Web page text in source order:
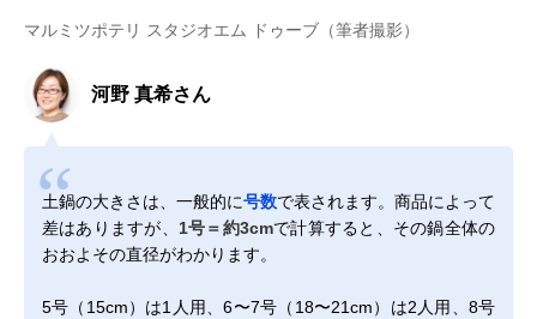
マルミツポテリ スタジオエム ドゥーブ（筆者撮影）
河野 真希さん
土鍋の大きさは、一般的に号数で表されます。商品によって
差はありますが、 1号＝約3cmで計算すると、その鍋全体の
おおよその直径がわかります。
5号（15cm）は1人用、6〜7号（18〜21cm）は2人用、8号